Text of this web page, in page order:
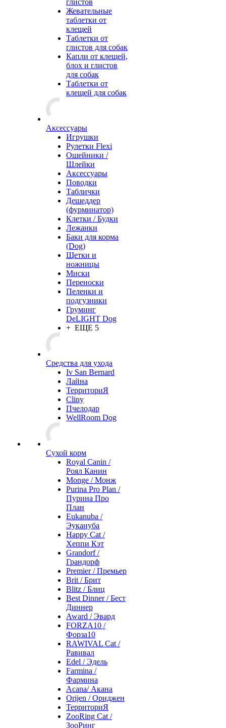
глистов
Жевательные
таблетки от
клещей
Таблетки от
глистов для собак
Капли от клещей,
блох и глистов
для собак
Таблетки от
клещей для собак
Аксессуары
Игрушки
Рулетки Flexi
Ошейники /
Шлейки
Аксессуары
Поводки
Таблички
Дешеддер
(фурминатор)
Клетки / Будки
Лежанки
Баки для корма
(Dog)
Щетки и
ножницы
Миски
Переноски
Пеленки и
подгузники
Груминг
DeLIGHT Dog
+ ЕЩЕ 5
Средства для ухода
Iv San Bernard
Лайна
ТерриториЯ
Cliny
Пчелодар
WellRoom Dog
Сухой корм
Royal Canin /
Роял Канин
Monge / Монж
Purina Pro Plan /
Пурина Про
План
Eukanuba /
Эукануба
Happy Cat /
Хеппи Кэт
Grandorf /
Грандорф
Premier / Премьер
Brit / Брит
Blitz / Блиц
Best Dinner / Бест
Диннер
Award / Эвард
FORZA10 /
Форза10
RAWIVAL Cat /
Равивал
Edel / Эдель
Farmina /
Фармина
Acana/ Акана
Orijen / Ориджен
ТерриториЯ
ZooRing Cat /
ЗооРинг